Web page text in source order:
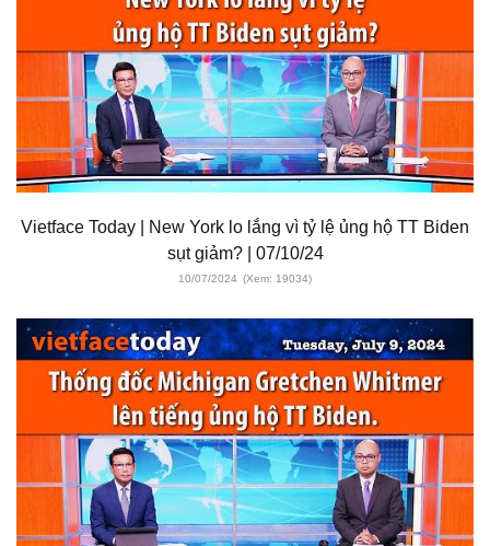
Vietface Today | New York lo lắng vì tỷ lệ ủng hộ TT Biden
sụt giảm? | 07/10/24
10/07/2024 (Xem: 19034)